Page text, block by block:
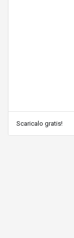
Scaricalo gratis!